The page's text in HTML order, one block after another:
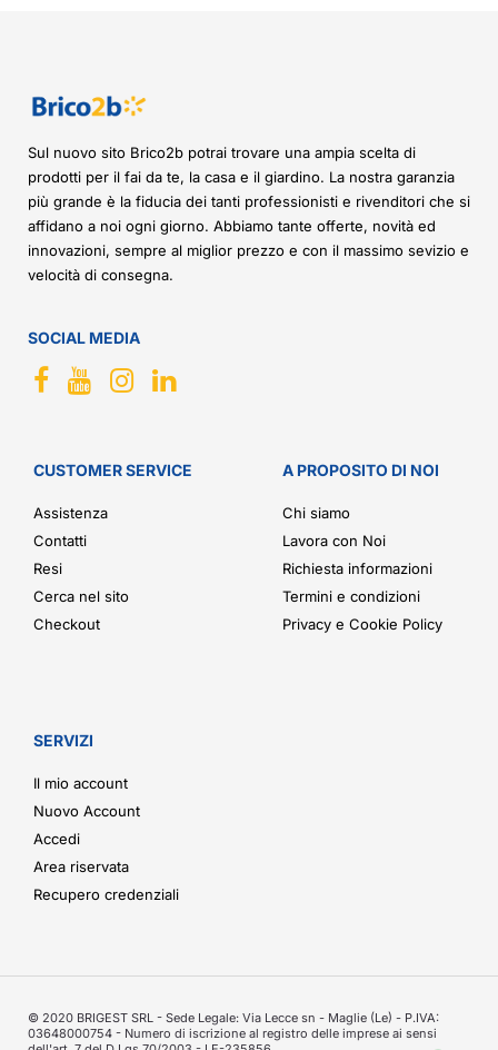
Sul nuovo sito Brico2b potrai trovare una ampia scelta di
prodotti per il fai da te, la casa e il giardino. La nostra garanzia
più grande è la fiducia dei tanti professionisti e rivenditori che si
affidano a noi ogni giorno. Abbiamo tante offerte, novità ed
innovazioni, sempre al miglior prezzo e con il massimo sevizio e
velocità di consegna.
SOCIAL MEDIA
CUSTOMER SERVICE
Assistenza
Contatti
Resi
Cerca nel sito
Checkout
A PROPOSITO DI NOI
Chi siamo
Lavora con Noi
Richiesta informazioni
Termini e condizioni
Privacy e Cookie Policy
SERVIZI
Il mio account
Nuovo Account
Accedi
Area riservata
Recupero credenziali
© 2020 BRIGEST SRL - Sede Legale: Via Lecce sn - Maglie (Le) - P.IVA:
03648000754 - Numero di iscrizione al registro delle imprese ai sensi